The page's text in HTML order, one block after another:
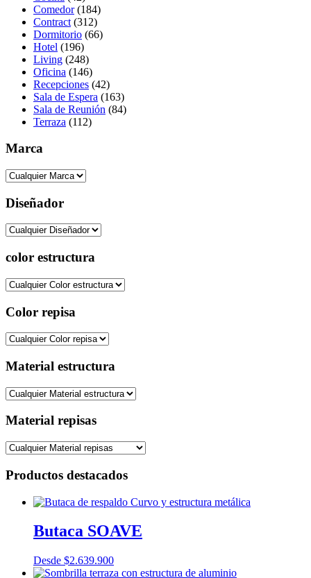
Comedor(184)
Contract (312)
Dormitorio (66)
Hotel (196)
Living (248)
Oficina (146)
Recepciones (42)
Sala de Espera (163)
Sala de Reunión (84)
Terraza (112)
Marca
Diseñador
color estructura
Color repisa
Material estructura
Material repisas
Productos destacados
Butaca SOAVE
Desde $2.639.900